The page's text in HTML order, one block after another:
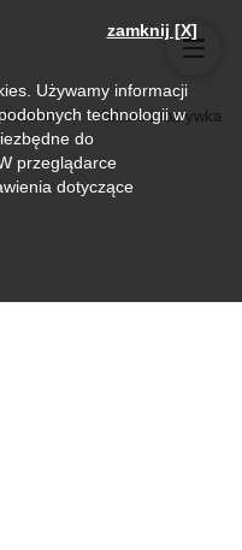
Kultura i rozrywka
zamknij [X]
Używamy informacji
technologii w
do
przeglądarce
dotyczące